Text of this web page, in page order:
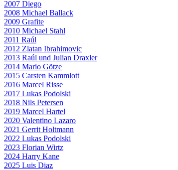
2007 Diego
2008 Michael Ballack
2009 Grafite
2010 Michael Stahl
2011 Raúl
2012 Zlatan Ibrahimovic
2013 Raúl und Julian Draxler
2014 Mario Götze
2015 Carsten Kammlott
2016 Marcel Risse
2017 Lukas Podolski
2018 Nils Petersen
2019 Marcel Hartel
2020 Valentino Lazaro
2021 Gerrit Holtmann
2022 Lukas Podolski
2023 Florian Wirtz
2024 Harry Kane
2025 Luis Diaz